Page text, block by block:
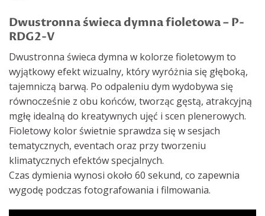
Dwustronna świeca dymna fioletowa – P-
RDG2-V
Dwustronna świeca dymna w kolorze fioletowym to
wyjątkowy efekt wizualny, który wyróżnia się głęboką,
tajemniczą barwą. Po odpaleniu dym wydobywa się
równocześnie z obu końców, tworząc gęstą, atrakcyjną
mgłę idealną do kreatywnych ujęć i scen plenerowych.
Fioletowy kolor świetnie sprawdza się w sesjach
tematycznych, eventach oraz przy tworzeniu
klimatycznych efektów specjalnych.
Czas dymienia wynosi około 60 sekund, co zapewnia
wygodę podczas fotografowania i filmowania.